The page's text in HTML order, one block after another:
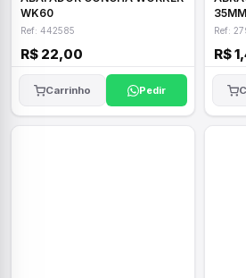
WK60
Ref: 442585
R$ 22,00
Carrinho Pedir
Ref:
R$